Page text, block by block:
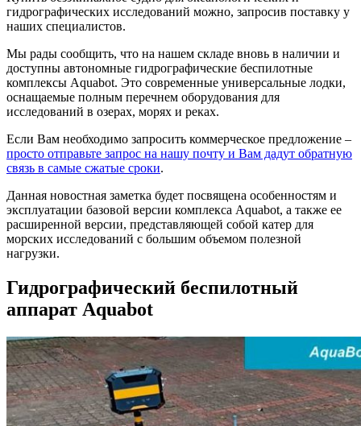
гидрографических исследований можно, запросив поставку у
наших специалистов.
Мы рады сообщить, что на нашем складе вновь в наличии и
доступны автономные гидрографические беспилотные
комплексы Aquabot. Это современные универсальные лодки,
оснащаемые полным перечнем оборудования для
исследований в озерах, морях и реках.
Если Вам необходимо запросить коммерческое предложение –
просто отправьте запрос на нашу почту и Вам дадут обратную
связь в самые сжатые сроки.
Данная новостная заметка будет посвящена особенностям и
эксплуатации базовой версии комплекса Aquabot, а также ее
расширенной версии, представляющей собой катер для
морских исследований с большим объемом полезной
нагрузки.
Гидрографический беспилотный
аппарат Aquabot